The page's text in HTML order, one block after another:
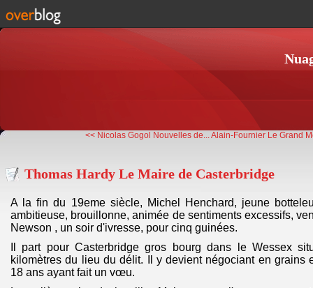
<< Nicolas Gogol Nouvelles de...Alain-Fournier Le Grand
Thomas Hardy Le Maire de Casterbridge
A la fin du 19eme siècle, Michel Henchard, jeune
ambitieuse, brouillonne, animée de sentiments excessifs,
Newson , un soir d'ivresse, pour cinq guinées.
Il part pour Casterbridge gros bourg dans le Wessex
kilomètres du lieu du délit. Il y devient négociant en grains
18 ans ayant fait un vœu.